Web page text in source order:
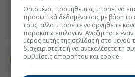
Προσθέστε το euro2day.gr στο
Ορισμένοι προμηθευτές μπορεί να
προσωπικά δεδομένα σας με βάση το
τους, αλλά μπορείτε να αρνηθείτε
παρακάτω επιλογών. Αναζητήστε
μέρος αυτής της σελίδας ή στο μενού
διαχειριστείτε ή να ανακαλέσετε τη
ρυθμίσεις απορρήτου και cookie.